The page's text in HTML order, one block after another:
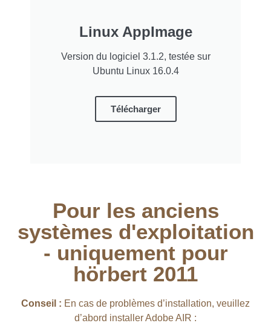
Linux AppImage
Version du logiciel 3.1.2, testée sur
Ubuntu Linux 16.0.4
Télécharger
Pour les anciens
systèmes d'exploitation
- uniquement pour
hörbert 2011​
Conseil : En cas de problèmes d’installation, veuillez
d’abord installer Adobe AIR :